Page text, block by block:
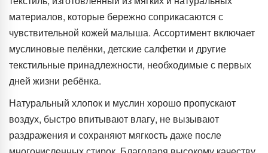
материалов, которые бережно соприкасаются с
чувствительной кожей малыша. Ассортимент включает
муслиновые пелёнки, детские салфетки и другие
текстильные принадлежности, необходимые с первых
дней жизни ребёнка.
Натуральный хлопок и муслин хорошо пропускают
воздух, быстро впитывают влагу, не вызывают
раздражения и сохраняют мягкость даже после